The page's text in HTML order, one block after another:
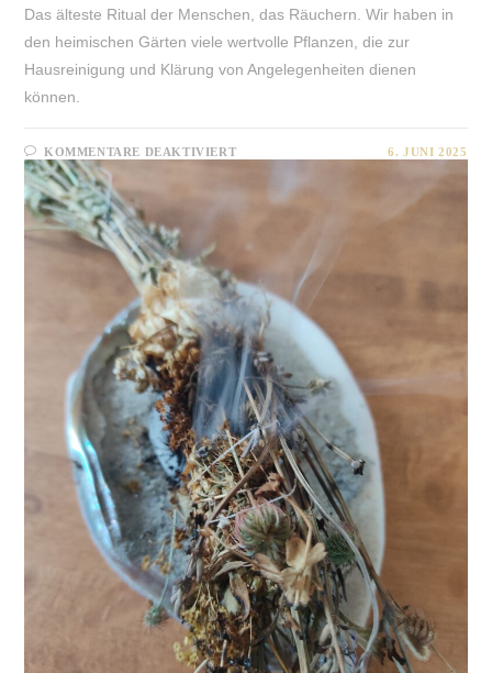
Das älteste Ritual der Menschen, das Räuchern. Wir haben in
den heimischen Gärten viele wertvolle Pflanzen, die zur
Hausreinigung und Klärung von Angelegenheiten dienen
können.
KOMMENTARE DEAKTIVIERTFÜR
RITUAL
6. JUNI 2025